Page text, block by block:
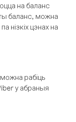
на баланс
баланс, можна
нізкіх цэнах на
рабіць
у абраныя